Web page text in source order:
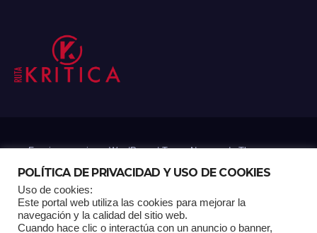
Funciona gracias a WordPress|Tema: Newsup deThemeansar
POLÍTICA DE PRIVACIDAD Y USO DE COOKIES
Uso de cookies:
Este portal web utiliza las cookies para mejorar la
navegación y la calidad del sitio web.
Cuando hace clic o interactúa con un anuncio o banner,